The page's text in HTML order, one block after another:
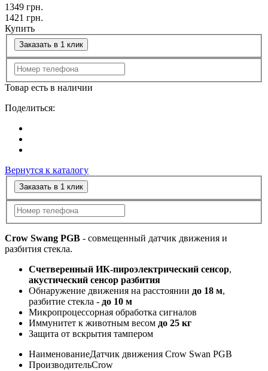
1349 грн.
1421 грн.
Купить
Заказать в 1 клик
Товар есть в наличии
Поделиться:
Вернутся к каталогу
Заказать в 1 клик
Crow Swang PGB - совмещенный датчик движения и
разбития стекла.
Счетверенный ИК-пироэлектрический сенсор,
акустический сенсор разбития
Обнаружение движения на расстоянии до 18 м,
разбитие стекла - до 10 м
Микропроцессорная обработка сигналов
Иммунитет к животным весом до 25 кг
Защита от вскрытия тампером
НаименованиеДатчик движения Crow Swan PGB
ПроизводительCrow